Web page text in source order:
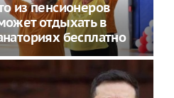
из пенсионеров
отдыхать в
бесплатно